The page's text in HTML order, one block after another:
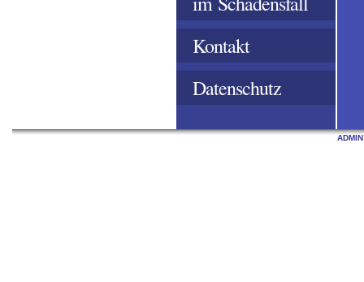
Kontakt
Datenschutz
ADMIN